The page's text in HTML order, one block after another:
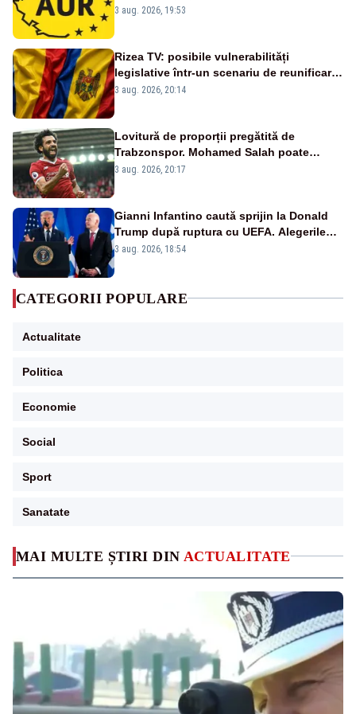
MAI MULTE ȘTIRI DIN ACTUALITATE
standardelor de integritate în funcțiile
3 aug. 2026, 19:53
Rizea TV: posibile vulnerabilități
legislative într-un scenariu de reunificare
România–Republica Moldova
3 aug. 2026, 20:14
Lovitură de proporții pregătită de
Trabzonspor. Mohamed Salah poate
schimba viitorul lui Denis Drăguș la FCSB
3 aug. 2026, 20:17
Gianni Infantino caută sprijin la Donald
Trump după ruptura cu UEFA. Alegerile
FIFA din 2027 se anunță incendiare
3 aug. 2026, 18:54
CATEGORII POPULARE
Actualitate
Politica
Economie
Social
Sport
Sanatate